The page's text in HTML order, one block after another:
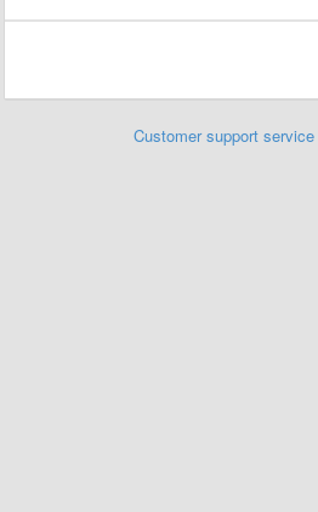
Customer support service